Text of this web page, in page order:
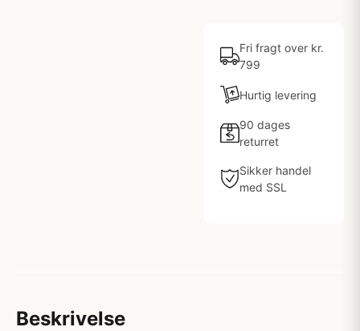
Fri fragt over kr.
799
Hurtig levering
90 dages
returret
Sikker handel
med SSL
Beskrivelse